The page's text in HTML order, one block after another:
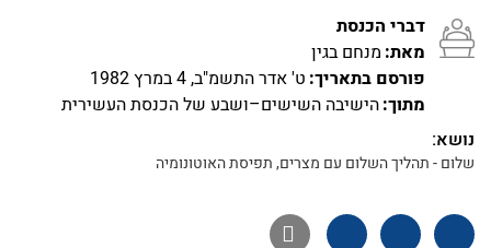
דברי הכנסת
מאת: מנחם בגין
פורסם בתאריך: ט' אדר התשמ"ב, 4 במרץ 1982
מתוך:הישיבה השישים–ושבע של הכנסת העשירית
נושא:
שלום - תהליך השלום עם מצרים, תפיסת האוטונומיה
